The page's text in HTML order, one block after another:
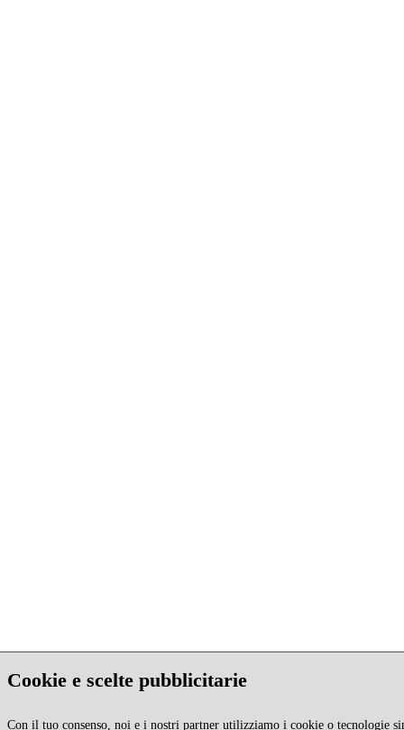
Cookie e scelte pubblicitarie
Con il tuo consenso, noi e i nostri partner utilizziamo i cookie o tecnologie